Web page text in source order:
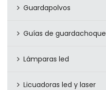
Guardapolvos
Guías de guardachoque
Lámparas led
Licuadoras led y laser